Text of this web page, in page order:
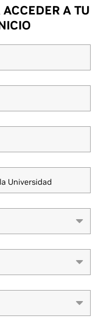
ACCEDER A TU
Universidad